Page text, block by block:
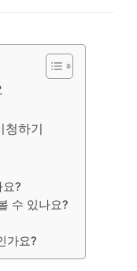
청하기
?
수 있나요?
가요?